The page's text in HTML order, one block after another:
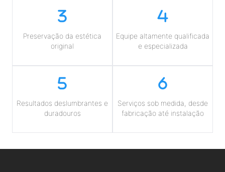
Preservação da estética
original
Equipe altamente qualificada
e especializada
Resultados deslumbrantes e
duradouros
Serviços sob medida, desde
fabricação até instalação